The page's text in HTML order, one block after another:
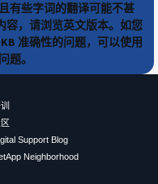
有些字词的翻译可能不甚
容，请浏览英文版本。如您
准确性的问题，可以使用
题。
Support Blog
Neighborhood